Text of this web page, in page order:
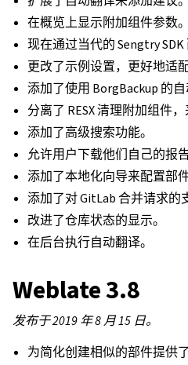
在概览上显示附加组件参数。
现在通过当代的 Sengtry SDK
更改了示例设置，更好地适
添加了使用 BorgBackup 的自
分离了 RESX 清理附加组件
添加了高级搜索功能。
允许用户下载他们自己的报告
添加了本地化向导来配置部件
添加了对 GitLab 合并请求的
改进了仓库状态的显示。
在后台执行自动翻译。
Weblate 3.8
发布于 2019 年 8 月 15 日。
为简化创建相似的部件提供了